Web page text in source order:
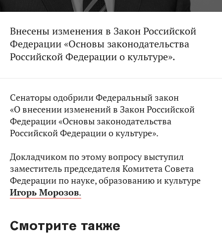
Внесены изменения в Закон Российской
Федерации «Основы законодательства
Российской Федерации о культуре».
Сенаторы одобрили Федеральный закон
«О внесении изменений в Закон Российской
Федерации «Основы законодательства
Российской Федерации о культуре».
Докладчиком по этому вопросу выступил
заместитель председателя Комитета Совета
Федерации по науке, образованию и культуре
Игорь Морозов.
Смотрите также